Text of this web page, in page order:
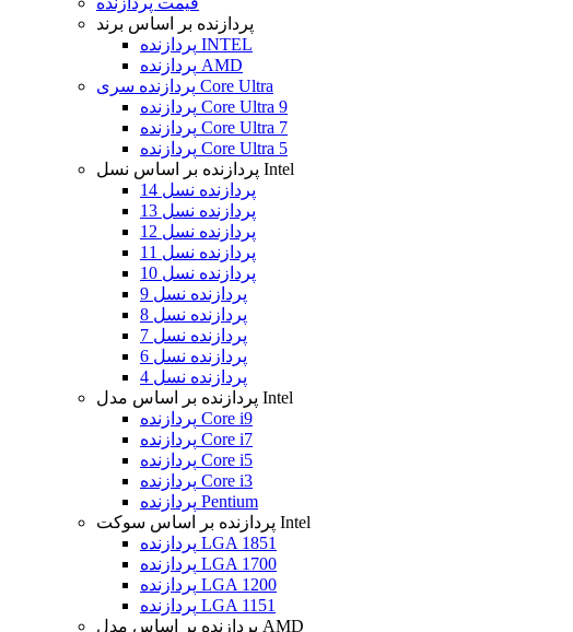
پردازنده بر اساس برند
پردازنده INTEL
پردازنده AMD
پردازنده سری Core Ultra
پردازنده Core Ultra 9
پردازنده Core Ultra 7
پردازنده Core Ultra 5
پردازنده بر اساس نسل Intel
پردازنده نسل 14
پردازنده نسل 13
پردازنده نسل 12
پردازنده نسل 11
پردازنده نسل 10
پردازنده نسل 9
پردازنده نسل 8
پردازنده نسل 7
پردازنده نسل 6
پردازنده نسل 4
پردازنده بر اساس مدل Intel
پردازنده Core i9
پردازنده Core i7
پردازنده Core i5
پردازنده Core i3
پردازنده Pentium
پردازنده بر اساس سوکت Intel
پردازنده LGA 1851
پردازنده LGA 1700
پردازنده LGA 1200
پردازنده LGA 1151
پردازنده بر اساس مدل AMD